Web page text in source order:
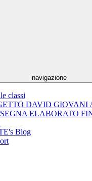
navigazione
classi
DAVID GIOVANI
ELABORATO
Blog